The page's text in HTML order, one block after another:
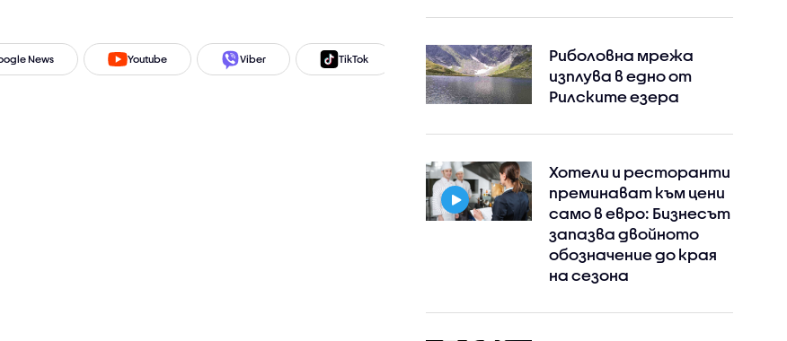
News Youtube Viber TikTok Instagram Facebook
Риболовна мрежа
изплува в едно от
Рилските езера
Хотели и ресторанти
преминават към цени
само в евро: Бизнесът
запазва двойното
обозначение до края
на сезона